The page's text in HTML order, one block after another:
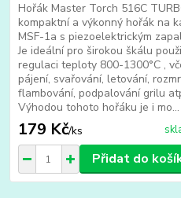
Hořák Master Torch 516C
kompaktní a výkonný hořák na
MSF-1a s piezoelektrickým
Je ideální pro širokou škálu
regulaci teploty 800-1300°C ,
pájení, svařování, letování,
flambování, podpalování grilu
Výhodou tohoto hořáku je i mo...
179 Kč/ks
Přidat do